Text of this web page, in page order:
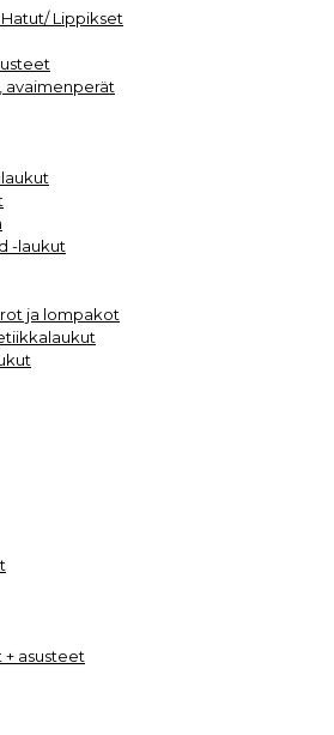
Lippikset
avaimenperät
-laukut
ja lompakot
+ asusteet